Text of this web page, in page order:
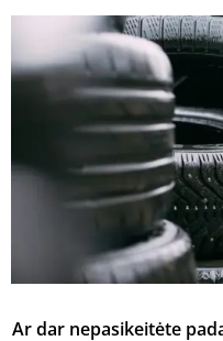
Ar dar nepasikeitėte